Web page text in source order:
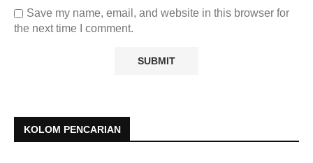
Save my name, email, and website in this browser for
the next time I comment.
KOLOM PENCARIAN